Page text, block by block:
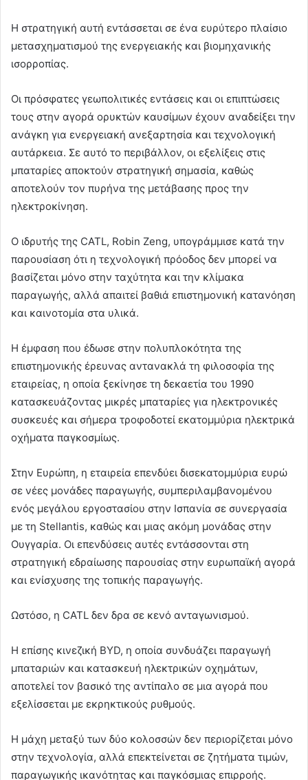
Η στρατηγική αυτή εντάσσεται σε ένα ευρύτερο πλαίσιο
μετασχηματισμού της ενεργειακής και βιομηχανικής
ισορροπίας.
Οι πρόσφατες γεωπολιτικές εντάσεις και οι επιπτώσεις
τους στην αγορά ορυκτών καυσίμων έχουν αναδείξει την
ανάγκη για ενεργειακή ανεξαρτησία και τεχνολογική
αυτάρκεια. Σε αυτό το περιβάλλον, οι εξελίξεις στις
μπαταρίες αποκτούν στρατηγική σημασία, καθώς
αποτελούν τον πυρήνα της μετάβασης προς την
ηλεκτροκίνηση.
Ο ιδρυτής της CATL, Robin Zeng, υπογράμμισε κατά την
παρουσίαση ότι η τεχνολογική πρόοδος δεν μπορεί να
βασίζεται μόνο στην ταχύτητα και την κλίμακα
παραγωγής, αλλά απαιτεί βαθιά επιστημονική κατανόηση
και καινοτομία στα υλικά.
Η έμφαση που έδωσε στην πολυπλοκότητα της
επιστημονικής έρευνας αντανακλά τη φιλοσοφία της
εταιρείας, η οποία ξεκίνησε τη δεκαετία του 1990
κατασκευάζοντας μικρές μπαταρίες για ηλεκτρονικές
συσκευές και σήμερα τροφοδοτεί εκατομμύρια ηλεκτρικά
οχήματα παγκοσμίως.
Στην Ευρώπη, η εταιρεία επενδύει δισεκατομμύρια ευρώ
σε νέες μονάδες παραγωγής, συμπεριλαμβανομένου
ενός μεγάλου εργοστασίου στην Ισπανία σε συνεργασία
με τη Stellantis, καθώς και μιας ακόμη μονάδας στην
Ουγγαρία. Οι επενδύσεις αυτές εντάσσονται στη
στρατηγική εδραίωσης παρουσίας στην ευρωπαϊκή αγορά
και ενίσχυσης της τοπικής παραγωγής.
Ωστόσο, η CATL δεν δρα σε κενό ανταγωνισμού.
Η επίσης κινεζική BYD, η οποία συνδυάζει παραγωγή
μπαταριών και κατασκευή ηλεκτρικών οχημάτων,
αποτελεί τον βασικό της αντίπαλο σε μια αγορά που
εξελίσσεται με εκρηκτικούς ρυθμούς.
Η μάχη μεταξύ των δύο κολοσσών δεν περιορίζεται μόνο
στην τεχνολογία, αλλά επεκτείνεται σε ζητήματα τιμών,
παραγωγικής ικανότητας και παγκόσμιας επιρροής.